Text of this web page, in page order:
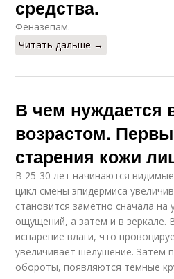
средства.
Феназепам.
Читать дальше →
В чем нуждается
возрастом.
старения кожи
В 25-30 лет начинаются
цикл смены эпидермиса
становится заметно сначала на
ощущений, а затем и в зеркале.
испарение влаги, что
увеличивает шелушение. Затем
обороты, появляются темные